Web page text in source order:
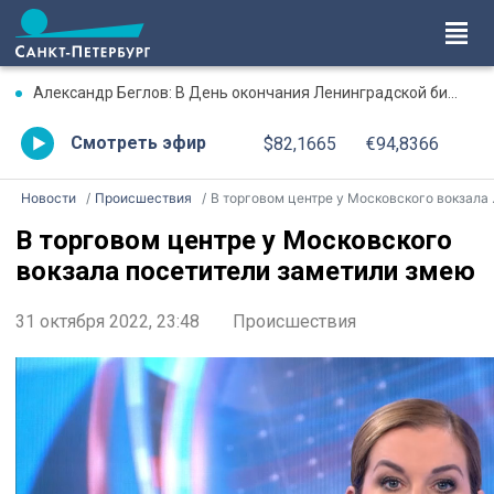
Александр Беглов: В День окончания Ленинградской битвы три городских моста соединит Лента Ленинградской Победы, будут зажжены факелы Ростральных колонн
Смотреть эфир $82,1665 €94,8366
Новости Происшествия В торговом центре у Московского вокзала посетители заметили змею
В торговом центре у Московского
вокзала посетители заметили змею
31 октября 2022, 23:48 Происшествия